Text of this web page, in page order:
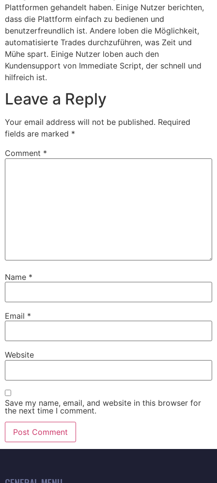
Plattformen gehandelt haben. Einige Nutzer berichten,
dass die Plattform einfach zu bedienen und
benutzerfreundlich ist. Andere loben die Möglichkeit,
automatisierte Trades durchzuführen, was Zeit und
Mühe spart. Einige Nutzer loben auch den
Kundensupport von Immediate Script, der schnell und
hilfreich ist.
Leave a Reply
Your email address will not be published. Required
fields are marked *
Comment *
Name *
Email *
Website
Save my name, email, and website in this browser for
the next time I comment.